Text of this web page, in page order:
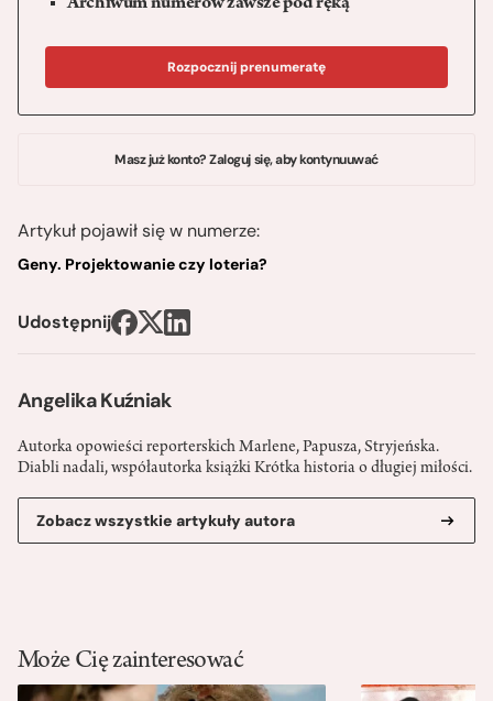
Angelika Kuźniak
Autorka opowieści reporterskich Marlene, Papusza, Stryjeńska.
Diabli nadali, współautorka książki Krótka historia o długiej miłości.
Zobacz wszystkie artykuły autora
Archiwum numerów zawsze pod ręką
Rozpocznij prenumeratę
Masz już konto? Zaloguj się, aby kontynuuwać
Artykuł pojawił się w numerze:
Geny. Projektowanie czy loteria?
Udostępnij
Może Cię zainteresować